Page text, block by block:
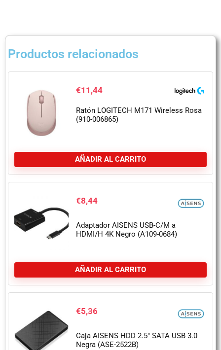
Productos relacionados
€11,44
Ratón LOGITECH M171 Wireless Rosa
(910-006865)
AÑADIR AL CARRITO
€8,44
Adaptador AISENS USB-C/M a
HDMI/H 4K Negro (A109-0684)
AÑADIR AL CARRITO
€5,36
Caja AISENS HDD 2.5″ SATA USB 3.0
Negra (ASE-2522B)